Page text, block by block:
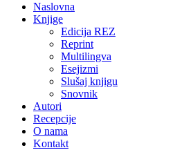
Naslovna
Knjige
Edicija REZ
Reprint
Multilingva
Esejizmi
Slušaj knjigu
Snovnik
Autori
Recepcije
O nama
Kontakt